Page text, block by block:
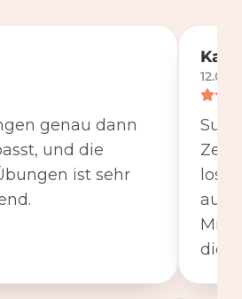
genau dann
und die
ist sehr
Zeit
die